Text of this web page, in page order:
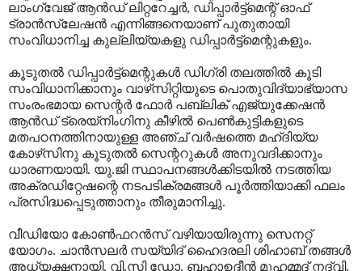
ലാംഗ്വേജ് ആന്‍ഡ് ലിറ്ററേച്ചര്‍, ഡിപ്പാര്‍ട്ട്‌മെന്റ് ഓഫ്
ട്രാന്‍സ്‌ലേഷന്‍ എന്നിങ്ങനെയാണ് പുതുതായി
സംവിധാനിച്ച കുല്ലിയ്യകളു ഡിപ്പാര്‍ട്ട്‌മെന്റുകളും.
കൂടുതല്‍ ഡിപ്പാര്‍ട്ട്‌മെന്റുകള്‍ ഡിഗ്രി തലത്തില്‍ കൂടി
സംവിധാനിക്കാനും വാഴ്‌സിറ്റിയുടെ പൊതുവിദ്യാഭ്യാസ
സംരംഭമായ സെന്റര്‍ ഫോര്‍ പബ്ലിക് എജ്യുക്കേഷന്‍
ആന്‍ഡ് ട്രെയ്‌നിംഗിനു കീഴില്‍ പെണ്‍കുട്ടികളുടെ
മതപഠനത്തിനായുള്ള അഞ്ച് വര്‍ഷത്തെ മഹ്ദിയ്യ
കോഴ്‌സിനു കൂടുതല്‍ സെന്ററുകള്‍ അനുവദിക്കാനും
ധാരണയായി. യു.ജി സ്ഥാപനങ്ങള്‍ക്കിടയില്‍ നടത്തിയ
അക്രഡിറ്റേഷന്റെ നടപടിക്രമങ്ങള്‍ പൂര്‍ത്തിയാക്കി ഫലം
പ്രസിദ്ധപ്പെടുത്താനും തീരുമാനിച്ചു.
വീഡിയോ കോണ്‍ഫറന്‍സ് വഴിയായിരുന്നു സെനറ്റ്
യോഗം. ചാന്‍സലര്‍ സയ്യിദ് ഹൈദരലി ശിഹാബ് തങ്ങള്‍
അധ്യക്ഷനായി. വി.സി ഡോ. ബഹാഉദ്ദീന്‍ മുഹമ്മദ് നദ്‌വി,